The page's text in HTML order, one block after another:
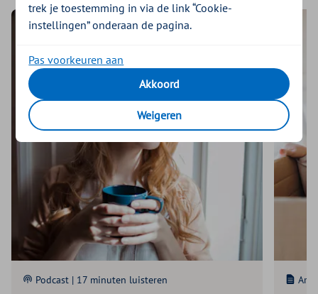
Podcast | 17 minuten luisteren
trek je toestemming in via de link “Cookie-
instellingen” onderaan de pagina.
Pas voorkeuren aan
Akkoord
Weigeren